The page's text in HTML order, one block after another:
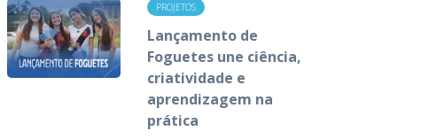
PROJETOS
Lançamento de
Foguetes une ciência,
criatividade e
aprendizagem na
prática